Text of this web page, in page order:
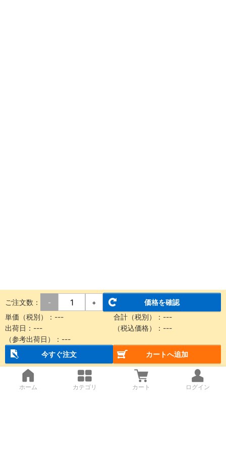
ご注文数： - +
価格を確認
単価（税別）： --- 合計（税別）： ---
出荷日： --- （税込価格）： ---
（参考出荷日）： ---
今すぐ注文
カートへ追加
ホーム カテゴリ カート ログイン